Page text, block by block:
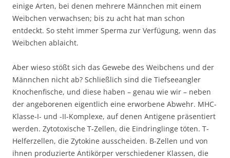
einige Arten, bei denen mehrere Männchen mit einem
Weibchen verwachsen; bis zu acht hat man schon
entdeckt. So steht immer Sperma zur Verfügung, wenn das
Weibchen ablaicht.
Aber wieso stößt sich das Gewebe des Weibchens und der
Männchen nicht ab? Schließlich sind die Tiefseeangler
Knochenfische, und diese haben – genau wie wir – neben
der angeborenen eigentlich eine erworbene Abwehr. MHC-
Klasse-I- und -II-Komplexe, auf denen Antigene präsentiert
werden. Zytotoxische T-Zellen, die Eindringlinge töten. T-
Helferzellen, die Zytokine ausscheiden. B-Zellen und von
ihnen produzierte Antikörper verschiedener Klassen, die